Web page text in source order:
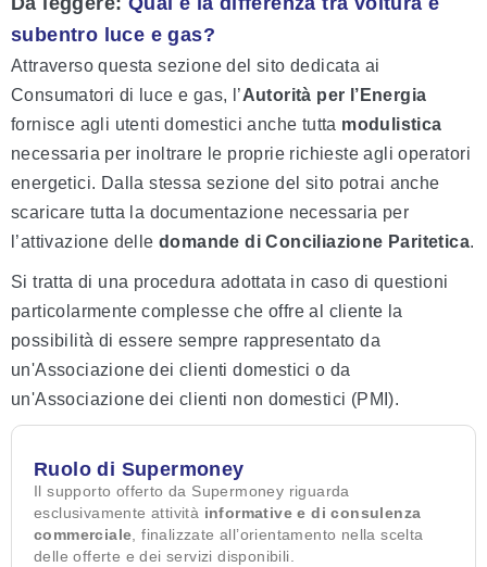
subentro luce e gas?
Attraverso questa sezione del sito dedicata ai
Consumatori di luce e gas, l’Autorità per l’Energia
fornisce agli utenti domestici anche tutta modulistica
necessaria per inoltrare le proprie richieste agli operatori
energetici. Dalla stessa sezione del sito potrai anche
scaricare tutta la documentazione necessaria per
l’attivazione delle domande di Conciliazione Paritetica.
Si tratta di una procedura adottata in caso di questioni
particolarmente complesse che offre al cliente la
possibilità di essere sempre rappresentato da
un'Associazione dei clienti domestici o da
un'Associazione dei clienti non domestici (PMI).
Ruolo di Supermoney
Il supporto offerto da Supermoney riguarda
esclusivamente attività informative e di consulenza
commerciale, finalizzate all’orientamento nella scelta
delle offerte e dei servizi disponibili.